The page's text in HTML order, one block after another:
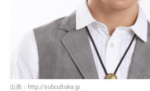
出典： http://subcultoka.jp